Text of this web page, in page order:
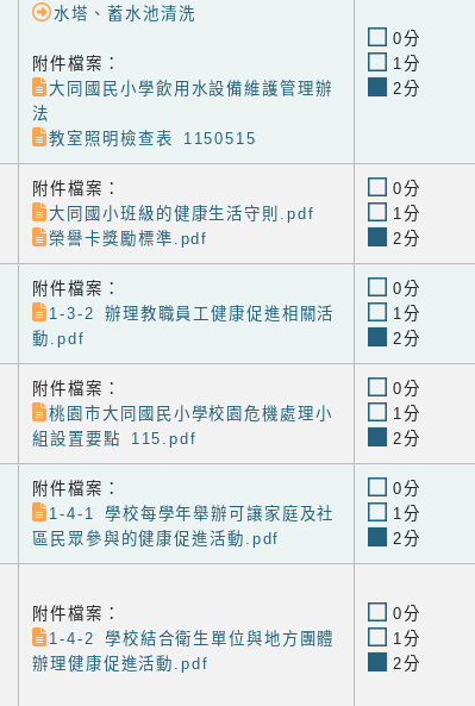
水塔、蓄水池清洗
附件檔案：
大同國民小學飲用水設備維護管理辦
法
教室照明檢查表 1150515
0分
1分
2分
附件檔案：
大同國小班級的健康生活守則.pdf
榮譽卡獎勵標準.pdf
0分
1分
2分
附件檔案：
1-3-2 辦理教職員工健康促進相關活
動.pdf
0分
1分
2分
附件檔案：
桃園市大同國民小學校園危機處理小
組設置要點 115.pdf
0分
1分
2分
附件檔案：
1-4-1 學校每學年舉辦可讓家庭及社
區民眾參與的健康促進活動.pdf
0分
1分
2分
附件檔案：
1-4-2 學校結合衛生單位與地方團體
辦理健康促進活動.pdf
0分
1分
2分